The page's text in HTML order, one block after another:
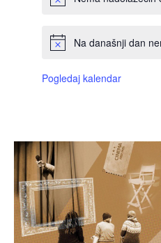
Na današnji dan
Pogledaj kalendar